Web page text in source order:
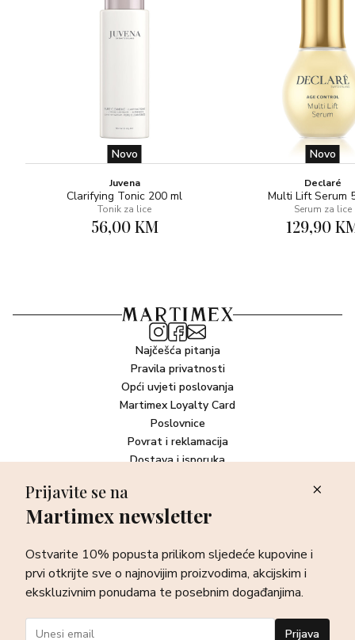
u Znanstveno-istraživačkom centru Dr Irena Eris nakon 4
Serum se može koristiti kao baza za kremu ili kao lagana
Novo
Juvena
Clarifying Tonic 200 ml
Tonik za lice
56,00 KM
Novo
Declaré
Multi Lift Serum
Serum za lice
129,90
Najčešća pitanja
Pravila privatnosti
Opći uvjeti poslovanja
Martimex Loyalty Card
Poslovnice
Povrat i reklamacija
Dostava i isporuka
Newsletter
sve o najnovijim proizvodima, akcijskim i ekskluzivnim
ponudama te posebnim događanjima.
Prijava
Prijavite se na
Martimex newsletter
Ostvarite 10% popusta prilikom sljedeće kupovine i
prvi otkrijte sve o najnovijim proizvodima, akcijskim i
ekskluzivnim ponudama te posebnim događanjima.
Prijava